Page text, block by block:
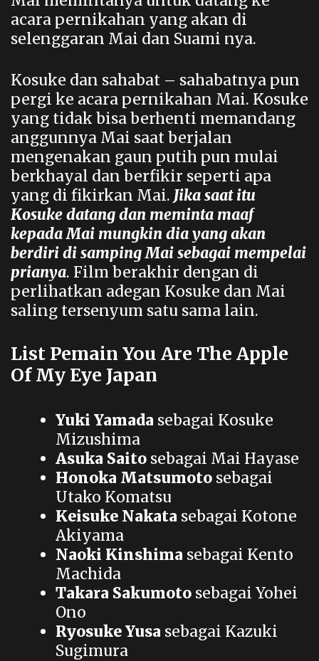
acara pernikahan yang akan di
selenggaran Mai dan Suami nya.
Kosuke dan sahabat – sahabatnya pun
pergi ke acara pernikahan Mai. Kosuke
yang tidak bisa berhenti memandang
anggunnya Mai saat berjalan
mengenakan gaun putih pun mulai
berkhayal dan berfikir seperti apa
yang di fikirkan Mai. Jika saat itu
Kosuke datang dan meminta maaf
kepada Mai mungkin dia yang akan
berdiri di samping Mai sebagai mempelai
prianya. Film berakhir dengan di
perlihatkan adegan Kosuke dan Mai
saling tersenyum satu sama lain.
List Pemain You Are The Apple
Of My Eye Japan
Yuki Yamada sebagai Kosuke
Mizushima
Asuka Saito sebagai Mai Hayase
Honoka Matsumoto sebagai
Utako Komatsu
Keisuke Nakata sebagai Kotone
Akiyama
Naoki Kinshima sebagai Kento
Machida
Takara Sakumoto sebagai Yohei
Ono
Ryosuke Yusa sebagai Kazuki
Sugimura